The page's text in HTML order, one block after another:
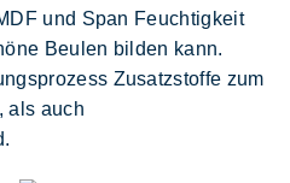
und Span Feuchtigkeit
Beulen bilden kann.
Zusatzstoffe zum
als auch